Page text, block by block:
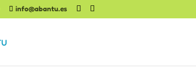
info@abantu.es